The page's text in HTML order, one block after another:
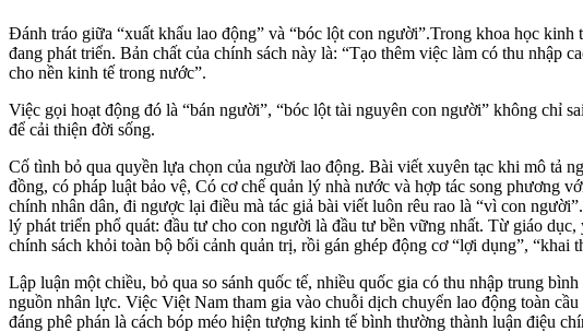
Đánh tráo giữa “xuất khẩu lao động” và “bóc lột con người”.Trong khoa học
đang phát triển. Bản chất của chính sách này là: “Tạo thêm việc làm có thu
cho nền kinh tế trong nước”.
Việc gọi hoạt động đó là “bán người”, “bóc lột tài nguyên con người” không chỉ
để cải thiện đời sống.
Cố tình bỏ qua quyền lựa chọn của người lao động. Bài viết xuyên tạc khi mô tả
đồng, có pháp luật bảo vệ, Có cơ chế quản lý nhà nước và hợp tác song phương
chính nhân dân, đi ngược lại điều mà tác giả bài viết luôn rêu rao là “vì con
lý phát triển phổ quát: đầu tư cho con người là đầu tư bền vững nhất. Từ giáo
chính sách khỏi toàn bộ bối cảnh quản trị, rồi gán ghép động cơ “lợi dụng”, “khai
Lập luận một chiều, bỏ qua so sánh quốc tế, nhiều quốc gia có thu nhập trung
nguồn nhân lực. Việc Việt Nam tham gia vào chuỗi dịch chuyển lao động toàn
đáng phê phán là cách bóp méo hiện tượng kinh tế bình thường thành luận điệu